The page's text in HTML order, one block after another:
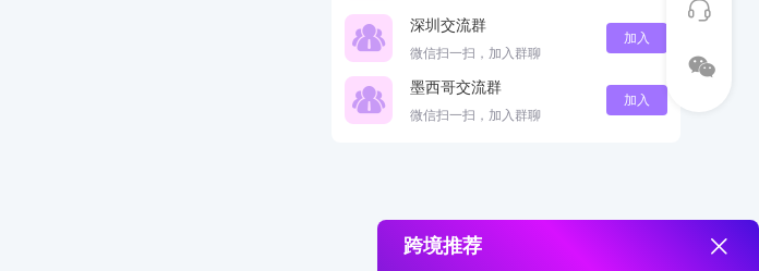
深圳交流群
微信扫一扫，加入群聊
加入
墨西哥交流群
微信扫一扫，加入群聊
加入
跨境推荐